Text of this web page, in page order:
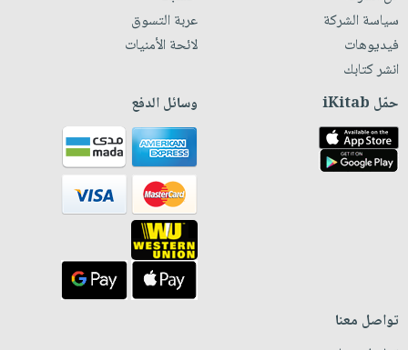
سياسة الشركة
فيديوهات
انشر كتابك
عربة التسوق
لائحة الأمنيات
حمّل iKitab وسائل الدفع
تواصل معنا